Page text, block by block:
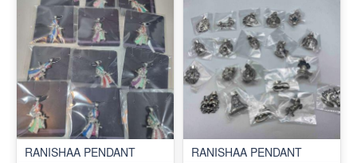
RANISHAA PENDANT
RANISHAA PENDANT